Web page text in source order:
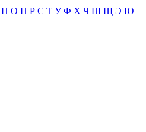
Н О П Р С Т У Ф Х Ч Ш Щ Э Ю